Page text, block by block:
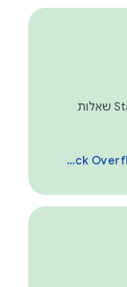
אפשר לפרסם ב-StackOverflow שאלות